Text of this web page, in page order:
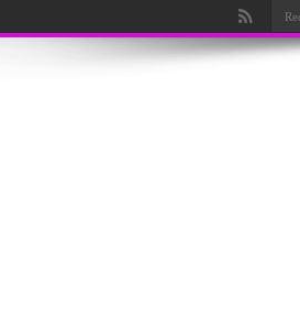
artificielle